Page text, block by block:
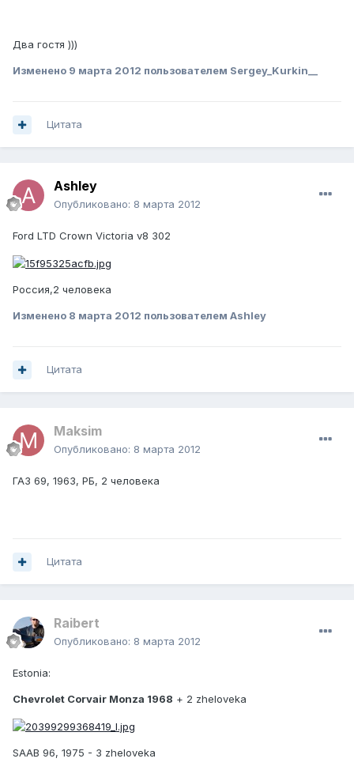
Два гостя )))
Изменено 9 марта 2012 пользователем Sergey_Kurkin__
Цитата
Ashley
Опубликовано: 8 марта 2012
Ford LTD Crown Victoria v8 302
Россия,2 человека
Изменено 8 марта 2012 пользователем Ashley
Цитата
Maksim
Опубликовано: 8 марта 2012
ГАЗ 69, 1963, РБ, 2 человека
Цитата
Raibert
Опубликовано: 8 марта 2012
Estonia:
Chevrolet Corvair Monza 1968 + 2 zheloveka
SAAB 96, 1975 - 3 zheloveka